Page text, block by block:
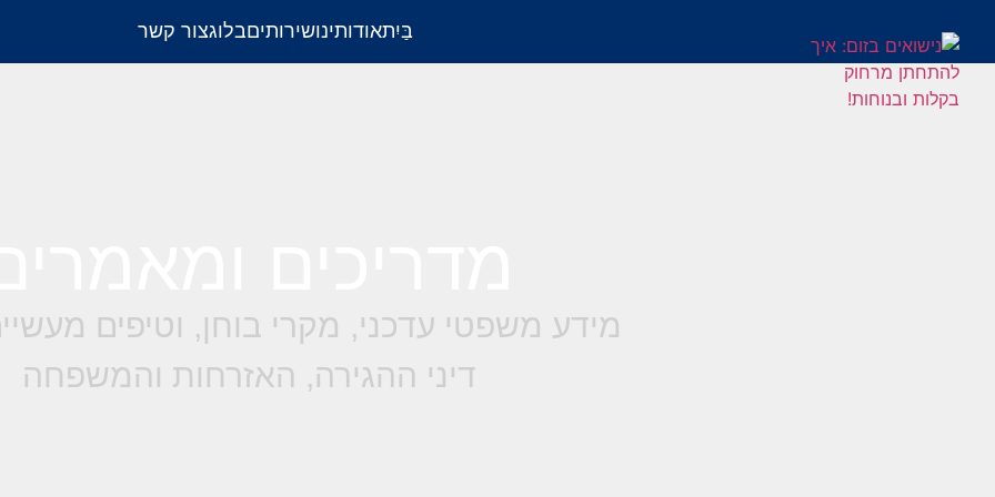
בַּיִתאודותינושירותיםבלוגצור קשר
מידע משפטי עדכני, מקרי בוחן, וטיפים
דיני ההגירה, האזרחות והמשפחה